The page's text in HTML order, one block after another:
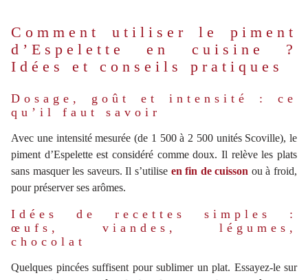
Comment utiliser le piment
d’Espelette en cuisine ?
Idées et conseils pratiques
Dosage, goût et intensité : ce
qu’il faut savoir
Avec une intensité mesurée (de 1 500 à 2 500 unités Scoville), le
piment d’Espelette est considéré comme doux. Il relève les plats
sans masquer les saveurs. Il s’utilise en fin de cuisson ou à froid,
pour préserver ses arômes.
Idées de recettes simples :
œufs, viandes, légumes,
chocolat
Quelques pincées suffisent pour sublimer un plat. Essayez-le sur